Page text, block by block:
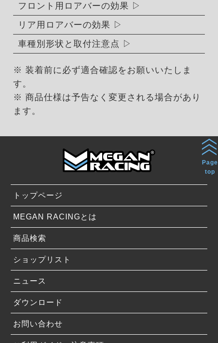
フロント用ロアバーの効果
リア用ロアバーの効果
車種別形状と取付注意点
※ 装着前に必ず適合確認をお願いいたしま
す。
※ 商品仕様は予告なく変更される場合があり
ます。
トップページ
MEGAN RACINGとは
商品検索
ショップリスト
ニュース
ダウンロード
お問い合わせ
Page
top